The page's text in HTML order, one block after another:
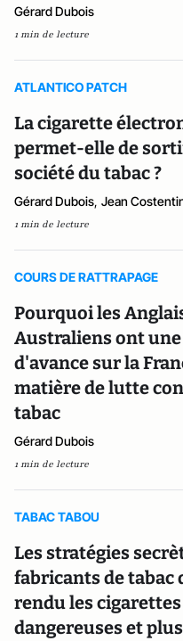
Gérard Dubois
1 min de lecture
ATLANTICO PATCH
La cigarette
permet-elle de
société du tabac ?
Gérard Dubois, Jean
1 min de lecture
COURS DE RATTRAPAGE
Pourquoi les
Australiens ont
d'avance sur la
matière de lutte
tabac
Gérard Dubois
1 min de lecture
TABAC TABOU
Les stratégies
fabricants de tabac
rendu les
dangereuses et plus